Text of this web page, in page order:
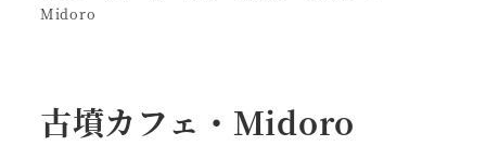
Midoro
古墳カフェ・Midoro